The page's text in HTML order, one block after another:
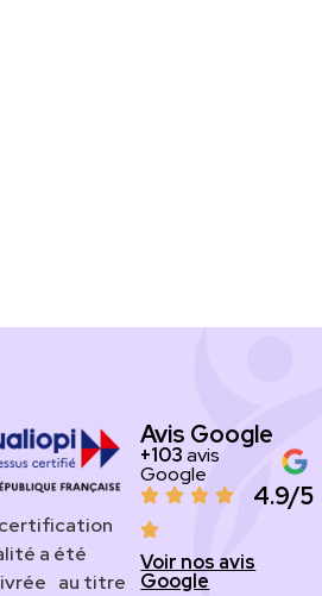
a été
au titre
Avis Google
+103avis
Google
4.9/5
Voir nos avis
Google